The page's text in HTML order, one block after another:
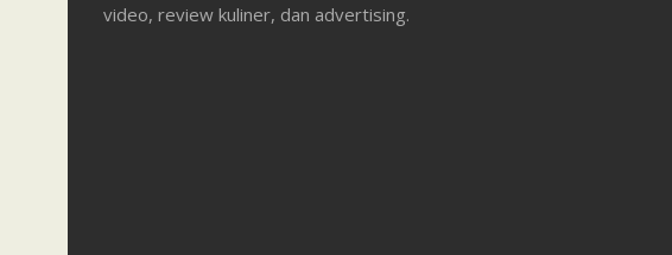
video, review kuliner, dan advertising.